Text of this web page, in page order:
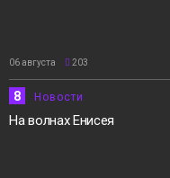
06 августа 203
8 Новости
На волнах Енисея